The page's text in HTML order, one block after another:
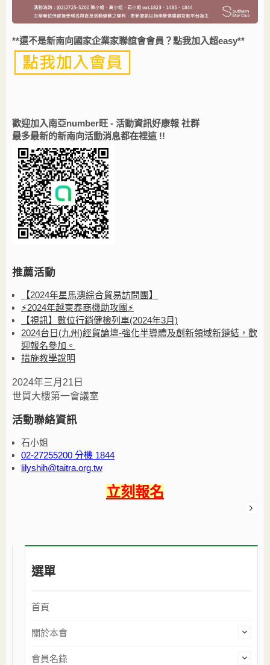
**還不是新南向國家企業家聯誼會會員？點我加入超easy**
歡迎加入南亞number旺 - 活動資訊好康報 社群
最多最新的新南向活動消息都在裡這 !!
推薦活動
【2024年星馬澳綜合貿易訪問團】
⚡️2024年越柬泰商機助攻團⚡️
【視訊】數位行銷健檢列車(2024年3月)
2024台日(九州)經貿論壇-強化半導體及創新領域新鏈結，歡
迎報名參加。
措施教學說明
2024年三月21日
世貿大樓第一會議室
活動聯絡資訊
石小姐
02-27255200 分機 1844
lilyshih@taitra.org.tw
立刻報名
選單
首頁
關於本會
會員名錄